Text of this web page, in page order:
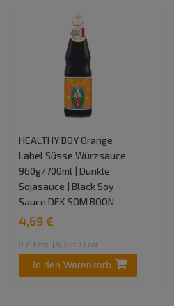
HEALTHY BOY Orange
Label Süsse Würzsauce
960g/700ml | Dunkle
Sojasauce | Black Soy
Sauce DEK SOM BOON
4,69 €
0.7 Liter | 6,70 € / Liter
In den Warenkorb